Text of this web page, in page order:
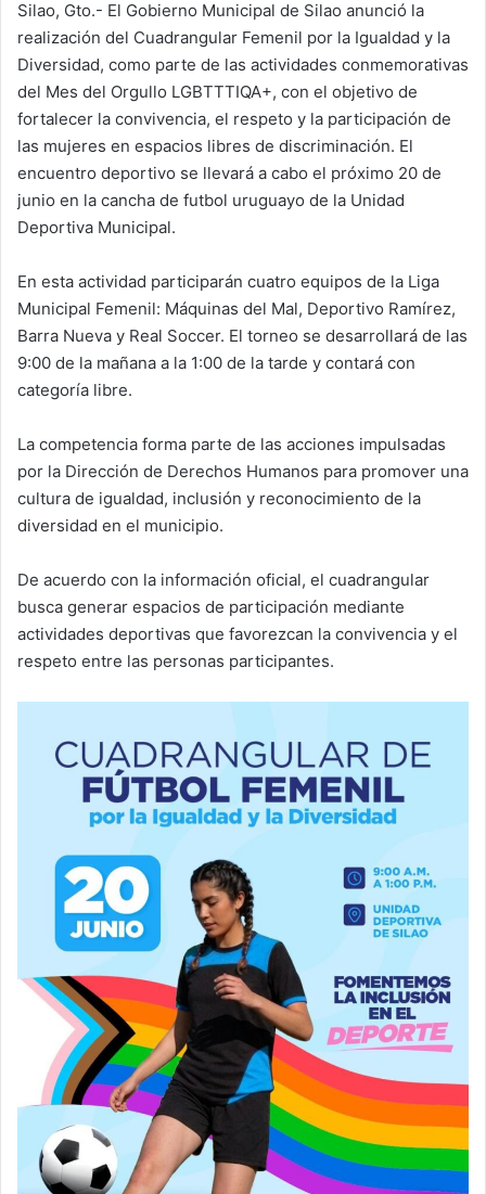
Silao, Gto.- El Gobierno Municipal de Silao anunció la
realización del Cuadrangular Femenil por la Igualdad y la
Diversidad, como parte de las actividades conmemorativas
del Mes del Orgullo LGBTTTIQA+, con el objetivo de
fortalecer la convivencia, el respeto y la participación de
las mujeres en espacios libres de discriminación. El
encuentro deportivo se llevará a cabo el próximo 20 de
junio en la cancha de futbol uruguayo de la Unidad
Deportiva Municipal.
En esta actividad participarán cuatro equipos de la Liga
Municipal Femenil: Máquinas del Mal, Deportivo Ramírez,
Barra Nueva y Real Soccer. El torneo se desarrollará de las
9:00 de la mañana a la 1:00 de la tarde y contará con
categoría libre.
La competencia forma parte de las acciones impulsadas
por la Dirección de Derechos Humanos para promover una
cultura de igualdad, inclusión y reconocimiento de la
diversidad en el municipio.
De acuerdo con la información oficial, el cuadrangular
busca generar espacios de participación mediante
actividades deportivas que favorezcan la convivencia y el
respeto entre las personas participantes.